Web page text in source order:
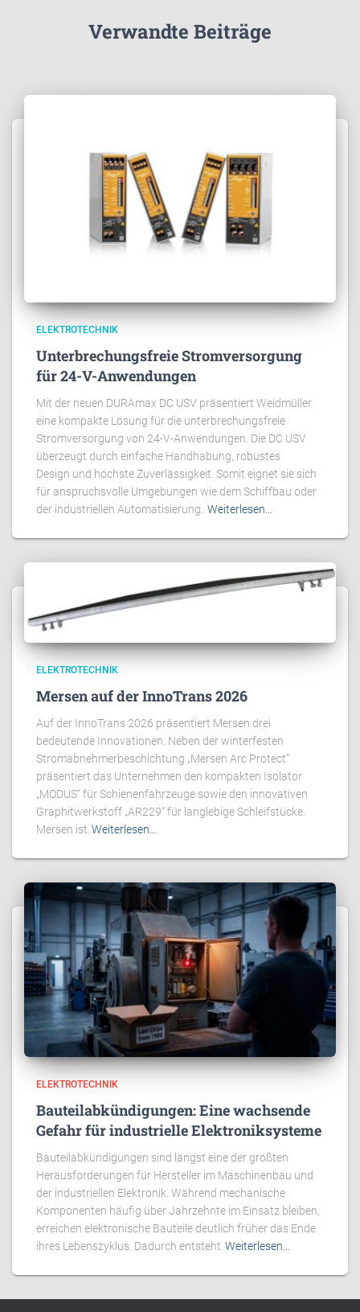
Verwandte Beiträge
ELEKTROTECHNIK
Unterbrechungsfreie Stromversorgung
für 24-V-Anwendungen
Mit der neuen DURAmax DC USV präsentiert Weidmüller
eine kompakte Lösung für die unterbrechungsfreie
Stromversorgung von 24-V-Anwendungen. Die DC USV
überzeugt durch einfache Handhabung, robustes
Design und höchste Zuverlässigkeit. Somit eignet sie sich
für anspruchsvolle Umgebungen wie dem Schiffbau oder
der industriellen Automatisierung. Weiterlesen…
ELEKTROTECHNIK
Mersen auf der InnoTrans 2026
Auf der InnoTrans 2026 präsentiert Mersen drei
bedeutende Innovationen. Neben der winterfesten
Stromabnehmerbeschichtung „Mersen Arc Protect“
präsentiert das Unternehmen den kompakten Isolator
„MODUS“ für Schienenfahrzeuge sowie den innovativen
Graphitwerkstoff „AR229“ für langlebige Schleifstücke.
Mersen ist Weiterlesen…
ELEKTROTECHNIK
Bauteilabkündigungen: Eine wachsende
Gefahr für industrielle Elektroniksysteme
Bauteilabkündigungen sind längst eine der größten
Herausforderungen für Hersteller im Maschinenbau und
der industriellen Elektronik. Während mechanische
Komponenten häufig über Jahrzehnte im Einsatz bleiben,
erreichen elektronische Bauteile deutlich früher das Ende
ihres Lebenszyklus. Dadurch entsteht Weiterlesen…